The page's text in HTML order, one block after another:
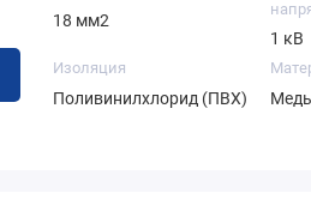
18 мм2
1 кВ
Изоляция
Поливинилхлорид (ПВХ) Медь